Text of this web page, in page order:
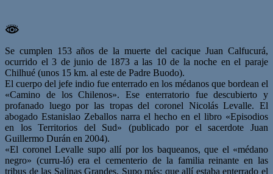
Se cumplen 153 años de la muerte del cacique Juan Calfucurá,
ocurrido el 3 de junio de 1873 a las 10 de la noche en el paraje
Chilhué (unos 15 km. al este de Padre Buodo).
El cuerpo del jefe indio fue enterrado en los médanos que bordean el
«Camino de los Chilenos». Ese enterratorio fue descubierto y
profanado luego por las tropas del coronel Nicolás Levalle. El
abogado Estanislao Zeballos narra el hecho en el libro «Episodios
en los Territorios del Sud» (publicado por el sacerdote Juan
Guillermo Durán en 2004).
«El coronel Levalle supo allí por los baqueanos, que el «médano
negro» (curru-ló) era el cementerio de la familia reinante en las
tribus de las Salinas Grandes. Supo más: que allí estaba enterrado el